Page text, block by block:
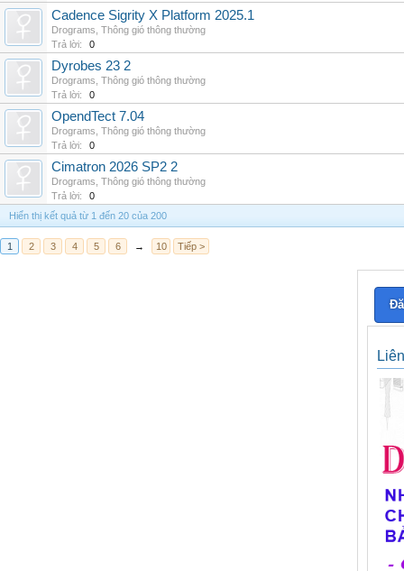
Cadence Sigrity X Platform 2025.1
Drograms Thông gió thông thường
Trả lời:
0
Dyrobes 23 2
Drograms Thông gió thông thường
Trả lời:
0
OpendTect 7.04
Drograms Thông gió thông thường
Trả lời:
0
Cimatron 2026 SP2 2
Drograms Thông gió thông thường
Trả lời:
0
Hiển thị kết quả từ 1 đến 20 của 200
1 2 3 4 5 6 → 10 Tiếp >